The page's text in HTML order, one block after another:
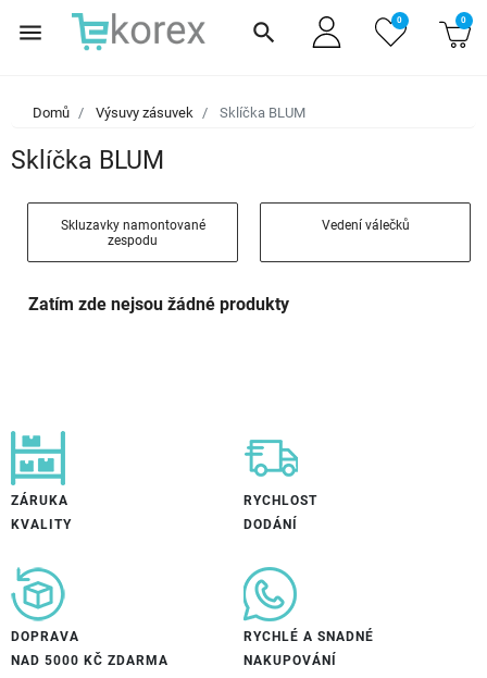
menu search 0 0
Domů Výsuvy zásuvek Sklíčka BLUM
Sklíčka BLUM
Skluzavky namontované
zespodu
Vedení válečků
Zatím zde nejsou žádné produkty
ZÁRUKA
KVALITY
RYCHLOST
DODÁNÍ
DOPRAVA
NAD 5000 KČ ZDARMA
RYCHLÉ A SNADNÉ
NAKUPOVÁNÍ